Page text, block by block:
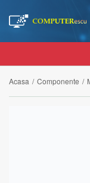
Acasa / Componente /